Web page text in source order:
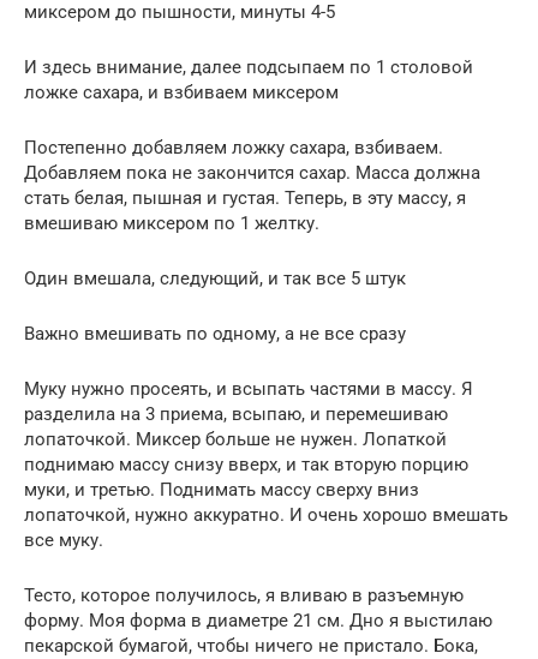
миксером до пышности, минуты 4-5
И здесь внимание, далее подсыпаем по 1 столовой
ложке сахара, и взбиваем миксером
Постепенно добавляем ложку сахара, взбиваем.
Добавляем пока не закончится сахар. Масса должна
стать белая, пышная и густая. Теперь, в эту массу, я
вмешиваю миксером по 1 желтку.
Один вмешала, следующий, и так все 5 штук
Важно вмешивать по одному, а не все сразу
Муку нужно просеять, и всыпать частями в массу. Я
разделила на 3 приема, всыпаю, и перемешиваю
лопаточкой. Миксер больше не нужен. Лопаткой
поднимаю массу снизу вверх, и так вторую порцию
муки, и третью. Поднимать массу сверху вниз
лопаточкой, нужно аккуратно. И очень хорошо вмешать
все муку.
Тесто, которое получилось, я вливаю в разъемную
форму. Моя форма в диаметре 21 см. Дно я выстилаю
пекарской бумагой, чтобы ничего не пристало. Бока,